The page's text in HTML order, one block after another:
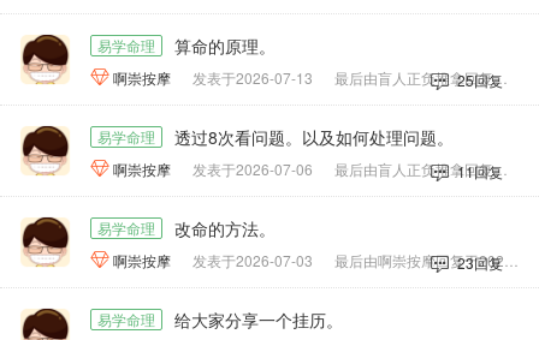
易学命理 算命的原理。
啊崇按摩 发表于2026-07-13 最后由盲人正负推拿回复于2026-07-15
25回复
易学命理 透过8次看问题。以及如何处理问题。
啊崇按摩 发表于2026-07-06 最后由盲人正负推拿回复于2026-07-07
11回复
易学命理 改命的方法。
啊崇按摩 发表于2026-07-03 最后由啊崇按摩回复于2026-07-13
23回复
易学命理 给大家分享一个挂历。